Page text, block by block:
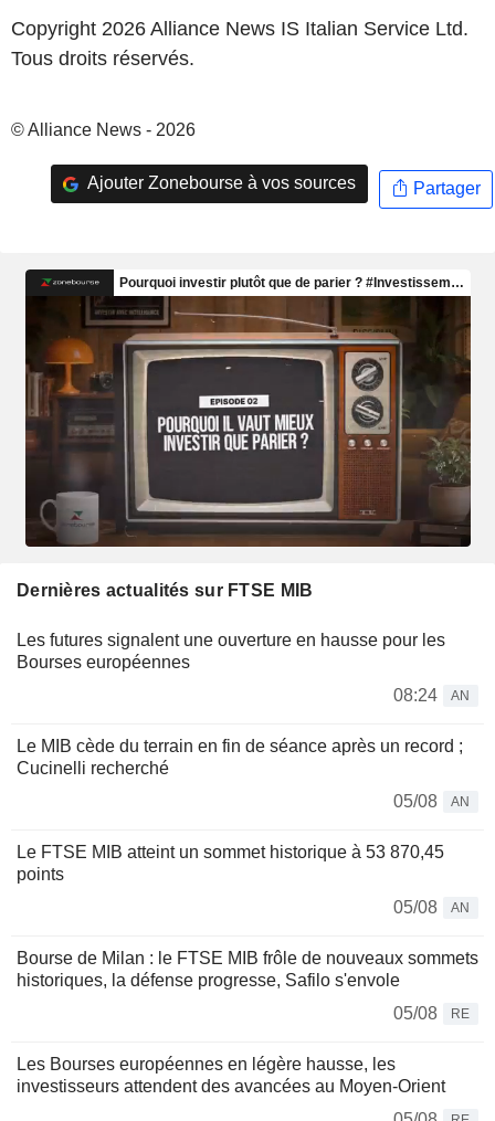
Copyright 2026 Alliance News IS Italian Service Ltd.
Tous droits réservés.
© Alliance News - 2026
Ajouter Zonebourse à vos sources Partager
Dernières actualités sur FTSE MIB
Les futures signalent une ouverture en hausse pour les
Bourses européennes
08:24
AN
Le MIB cède du terrain en fin de séance après un record ;
Cucinelli recherché
05/08
AN
Le FTSE MIB atteint un sommet historique à 53 870,45
points
05/08
AN
Bourse de Milan : le FTSE MIB frôle de nouveaux sommets
historiques, la défense progresse, Safilo s'envole
05/08
RE
Les Bourses européennes en légère hausse, les
investisseurs attendent des avancées au Moyen-Orient